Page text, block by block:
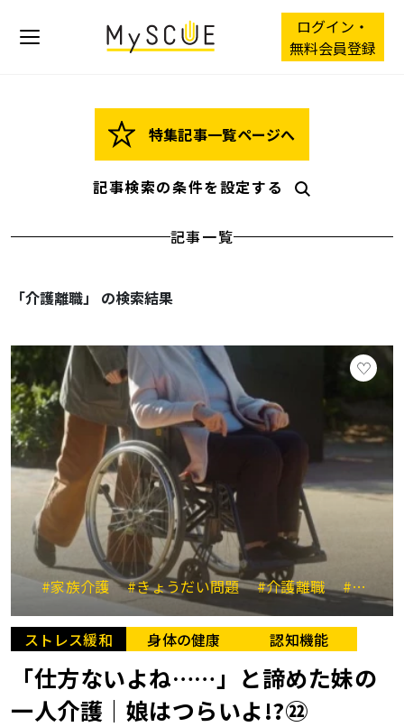
ログイン・
無料会員登録
特集記事一覧ページへ
記事検索の条件を設定する
記事一覧
「介護離職」 の検索結果
#家族介護 #きょうだい問題 #介護離職 #介護の不公平
ストレス緩和 身体の健康 認知機能
「仕方ないよね……」と諦めた妹の
一人介護｜娘はつらいよ!?㉒